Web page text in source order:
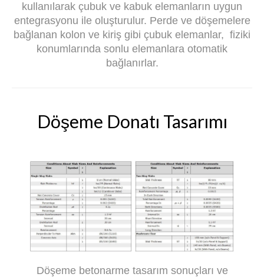
kullanılarak çubuk ve kabuk elemanların uygun
entegrasyonu ile oluşturulur. Perde ve döşemelere
bağlanan kolon ve kiriş gibi çubuk elemanlar, fiziki
konumlarında sonlu elemanlara otomatik
bağlanırlar.
Döşeme Donatı Tasarımı
Döşeme betonarme tasarım sonuçları ve